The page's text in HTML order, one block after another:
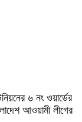
৬ নং ওয়ার্ডের
আওয়ামী লীগের